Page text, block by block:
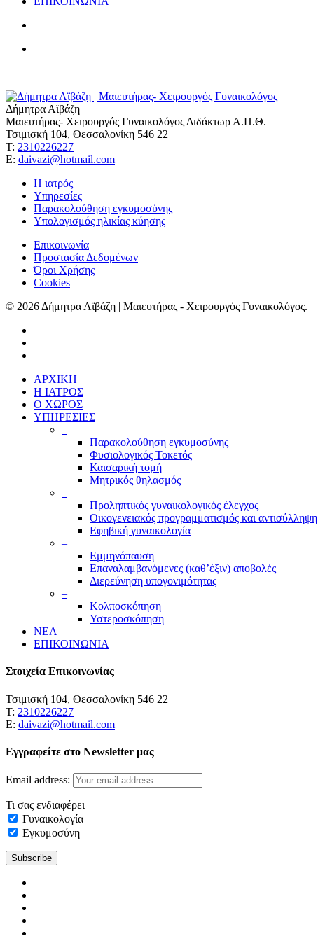
Δήμητρα Αϊβάζη
Μαιευτήρας- Χειρουργός Γυναικολόγος Διδάκτωρ Α.Π.Θ.
Τσιμισκή 104, Θεσσαλονίκη 546 22
Τ: 2310226227
Ε: daivazi@hotmail.com
Η ιατρός
Υπηρεσίες
Παρακολούθηση εγκυμοσύνης
Υπολογισμός ηλικίας κύησης
Επικοινωνία
Προστασία Δεδομένων
Όροι Χρήσης
Cookies
© 2026 Δήμητρα Αϊβάζη | Μαιευτήρας - Χειρουργός Γυναικολόγος.
ΑΡΧΙΚΗ
Η ΙΑΤΡΟΣ
Ο ΧΩΡΟΣ
ΥΠΗΡΕΣΙΕΣ
–
Παρακολούθηση εγκυμοσύνης
Φυσιολογικός Τοκετός
Καισαρική τομή
Μητρικός θηλασμός
–
Προληπτικός γυναικολογικός έλεγχος
Οικογενειακός προγραμματισμός και αντισύλληψη
Εφηβική γυναικολογία
–
Εμμηνόπαυση
Επαναλαμβανόμενες (καθ’έξιν) αποβολές
Διερεύνηση υπογονιμότητας
–
Κολποσκόπηση
Υστεροσκόπηση
ΝΕΑ
ΕΠΙΚΟΙΝΩΝΙΑ
Στοιχεία Επικοινωνίας
Τσιμισκή 104, Θεσσαλονίκη 546 22
Τ: 2310226227
Ε: daivazi@hotmail.com
Εγγραφείτε στο Newsletter μας
Email address:
Τι σας ενδιαφέρει
Γυναικολογία
Εγκυμοσύνη